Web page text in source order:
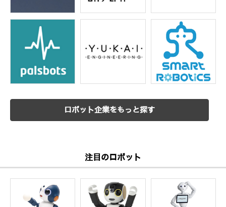
ロボット企業をもっと探す
注目のロボット